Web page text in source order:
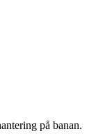
på banan.